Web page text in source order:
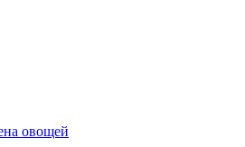
овощей